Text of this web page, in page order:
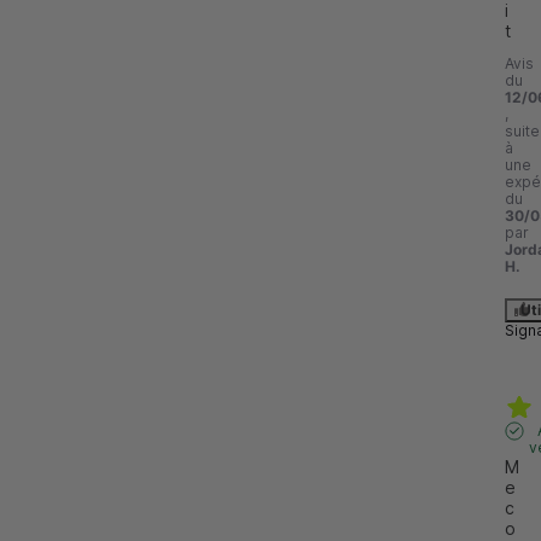
i
t
Avis
du
12/
,
suite
à
une
du
30/
par
H.
M
e
c
o